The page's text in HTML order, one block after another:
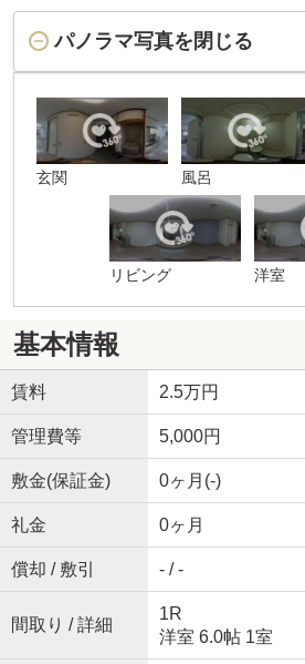
パノラマ写真を閉じる
玄関 風呂
リビング 洋室
基本情報
賃料 2.5万円
管理費等 5,000円
敷金(保証金) 0ヶ月(-)
礼金 0ヶ月
償却 / 敷引 - / -
間取り / 詳細
1R
洋室 6.0帖 1室